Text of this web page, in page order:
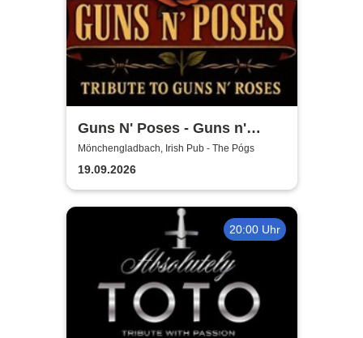
Guns N' Poses - Guns n'
Roses Tribute Show
Mönchengladbach, Irish Pub - The Pógs
19.09.2026
20:00 Uhr